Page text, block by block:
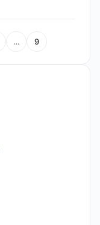
… 9